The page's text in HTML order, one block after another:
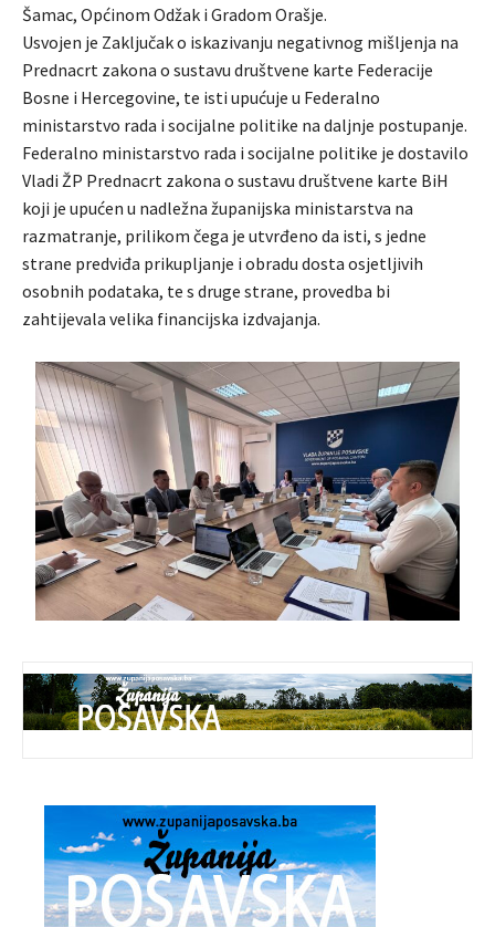
Šamac, Općinom Odžak i Gradom Orašje.
Usvojen je Zaključak o iskazivanju negativnog mišljenja na
Prednacrt zakona o sustavu društvene karte Federacije
Bosne i Hercegovine, te isti upućuje u Federalno
ministarstvo rada i socijalne politike na daljnje postupanje.
Federalno ministarstvo rada i socijalne politike je dostavilo
Vladi ŽP Prednacrt zakona o sustavu društvene karte BiH
koji je upućen u nadležna županijska ministarstva na
razmatranje, prilikom čega je utvrđeno da isti, s jedne
strane predviđa prikupljanje i obradu dosta osjetljivih
osobnih podataka, te s druge strane, provedba bi
zahtijevala velika financijska izdvajanja.